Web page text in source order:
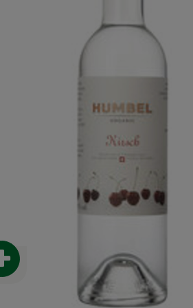
Produkt zum Warenkorb hinzufügen